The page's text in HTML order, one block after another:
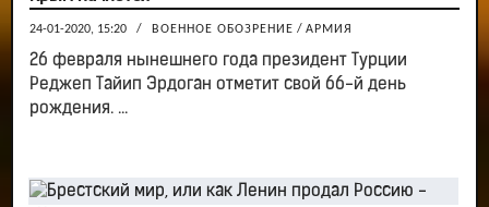
24-01-2020, 15:20 / ВОЕННОЕ ОБОЗРЕНИЕ / АРМИЯ
26 февраля нынешнего года президент Турции
Реджеп Тайип Эрдоган отметит свой 66-й день
рождения. ...